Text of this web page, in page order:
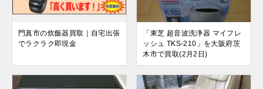
門真市の炊飯器買取｜自宅出張
でラクラク即現金
「東芝 超音波洗浄器 マイフレ
ッシュ TKS-210」を大阪府茨
木市で買取(2月2日)